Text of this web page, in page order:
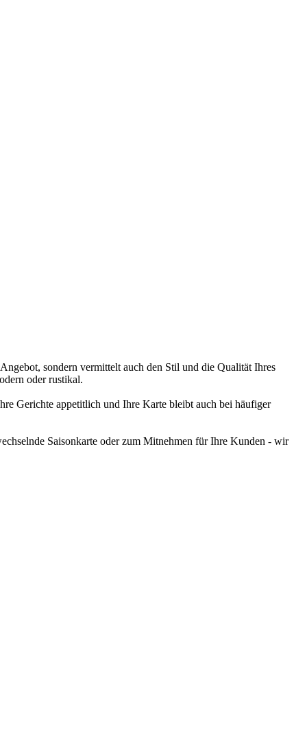
sondern vermittelt auch den Stil und die Qualität Ihres
oder rustikal.
Gerichte appetitlich und Ihre Karte bleibt auch bei häufiger
Saisonkarte oder zum Mitnehmen für Ihre Kunden - wir